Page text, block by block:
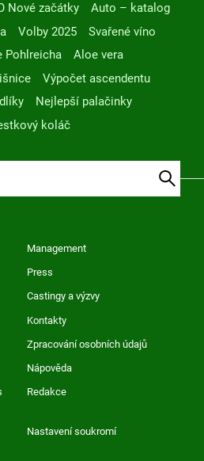
Nové začátky
Auto – katalog
Volby 2025
Svařené víno
Pohlreicha
Aloe vera
Výpočet ascendentu
Nejlepší palačinky
koláč
Management
Press
Castingy a výzvy
Kontakty
Zpracování osobních údajů
Nápověda
Redakce
Nastavení soukromí